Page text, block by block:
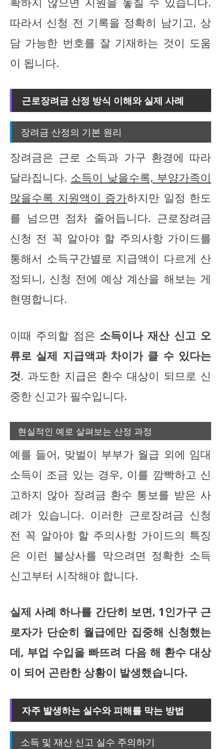
따라서 신청 전 기록을 정확히 남기고, 상
담 가능한 번호를 잘 기재하는 것이 도움
이 됩니다.
근로장려금 산정 방식 이해와 실제 사례
장려금 산정의 기본 원리
장려금은 근로 소득과 가구 환경에 따라
달라집니다. 소득이 낮을수록, 부양가족이
많을수록 지원액이 증가하지만 일정 한도
를 넘으면 점차 줄어듭니다. 근로장려금
신청 전 꼭 알아야 할 주의사항 가이드를
통해서 소득구간별로 지급액이 다르게 산
정되니, 신청 전에 예상 계산을 해보는 게
현명합니다.
이때 주의할 점은 소득이나 재산 신고 오
류로 실제 지급액과 차이가 클 수 있다는
것. 과도한 지급은 환수 대상이 되므로 신
중한 신고가 필수입니다.
현실적인 예로 살펴보는 산정 과정
예를 들어, 맞벌이 부부가 월급 외에 임대
소득이 조금 있는 경우, 이를 깜빡하고 신
고하지 않아 장려금 환수 통보를 받은 사
례가 있습니다. 이러한 근로장려금 신청
전 꼭 알아야 할 주의사항 가이드의 특징
은 이런 불상사를 막으려면 정확한 소득
신고부터 시작해야 합니다.
실제 사례 하나를 간단히 보면, 1인가구 근
로자가 단순히 월급에만 집중해 신청했는
데, 부업 수입을 빠뜨려 다음 해 환수 대상
이 되어 곤란한 상황이 발생했습니다.
자주 발생하는 실수와 피해를 막는 방법
소득 및 재산 신고 실수 주의하기